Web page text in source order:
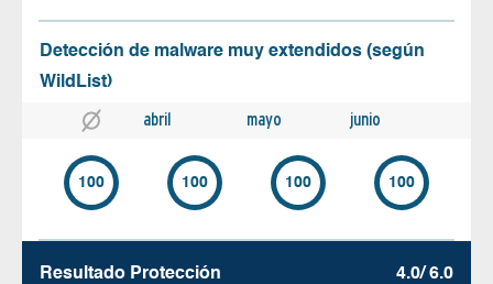
Detección de malware muy extendidos (según
WildList)
abril mayo junio
100 100 100 100
Resultado Protección 4.0/ 6.0